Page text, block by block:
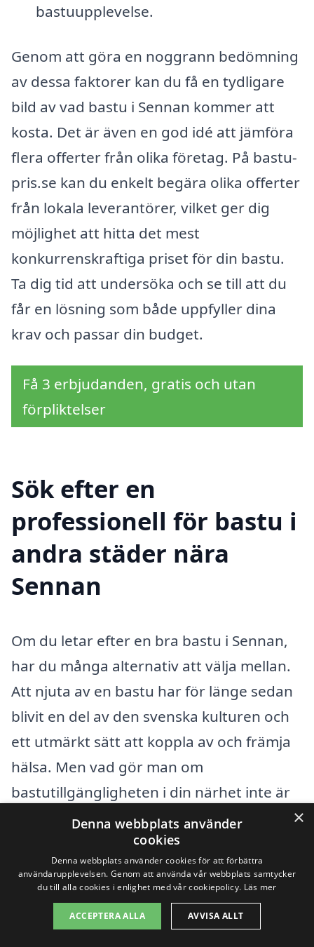
bastuupplevelse.
Genom att göra en noggrann bedömning
av dessa faktorer kan du få en tydligare
bild av vad bastu i Sennan kommer att
kosta. Det är även en god idé att jämföra
flera offerter från olika företag. På bastu-
pris.se kan du enkelt begära olika offerter
från lokala leverantörer, vilket ger dig
möjlighet att hitta det mest
konkurrenskraftiga priset för din bastu.
Ta dig tid att undersöka och se till att du
får en lösning som både uppfyller dina
krav och passar din budget.
Få 3 erbjudanden, gratis och utan
förpliktelser
Sök efter en
professionell för bastu i
andra städer nära
Sennan
Om du letar efter en bra bastu i Sennan,
har du många alternativ att välja mellan.
Att njuta av en bastu har för länge sedan
blivit en del av den svenska kulturen och
ett utmärkt sätt att koppla av och främja
hälsa. Men vad gör man om
bastutillgängligheten i din närhet inte är
optimal? Lyckligtvis finns det ett antal
städer i närheten som erbjuder flera
alternativ för bastuupplevelser.
Sedan finns det flera närliggande städer
×
Denna webbplats använder
cookies
Denna webbplats använder cookies för att förbättra
användarupplevelsen. Genom att använda vår webbplats samtycker
du till alla cookies i enlighet med vår cookiepolicy. Läs mer
ACCEPTERA ALLA AVVISA ALLT